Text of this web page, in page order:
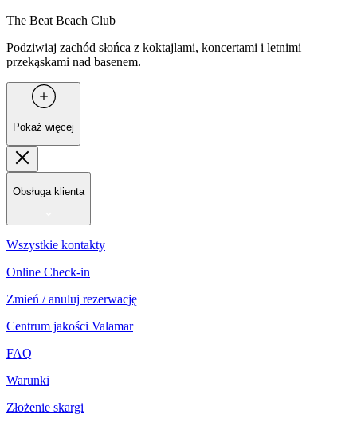
The Beat Beach Club
Podziwiaj zachód słońca z koktajlami, koncertami i letnimi
przekąskami nad basenem.
Pokaż więcej
Obsługa klienta
Wszystkie kontakty
Online Check-in
Zmień / anuluj rezerwację
Centrum jakości Valamar
FAQ
Warunki
Złożenie skargi